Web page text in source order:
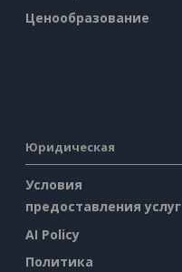
Ценообразование
Юридическая
Условия
предоставления услуг
AI Policy
Политика